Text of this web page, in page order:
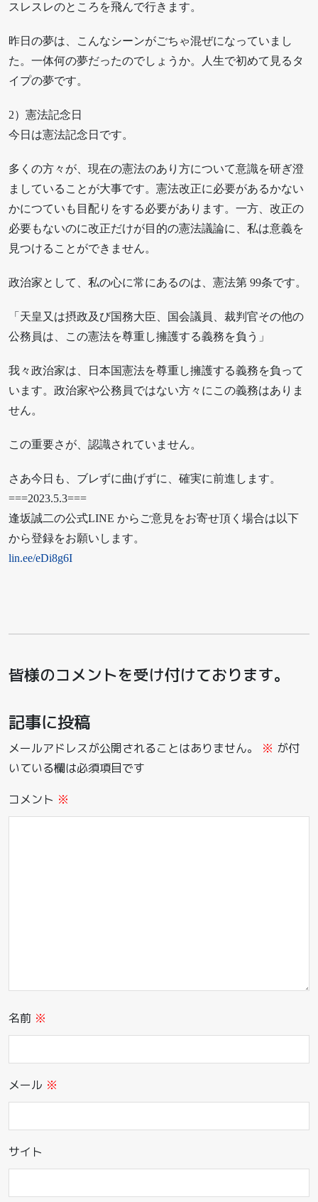
スレスレのところを飛んで行きます。
昨日の夢は、こんなシーンがごちゃ混ぜになっていまし
た。一体何の夢だったのでしょうか。人生で初めて見るタ
イプの夢です。
2）憲法記念日
今日は憲法記念日です。
多くの方々が、現在の憲法のあり方について意識を研ぎ澄
ましていることが大事です。憲法改正に必要があるかない
かにつていも目配りをする必要があります。一方、改正の
必要もないのに改正だけが目的の憲法議論に、私は意義を
見つけることができません。
政治家として、私の心に常にあるのは、憲法第 99条です。
「天皇又は摂政及び国務大臣、国会議員、裁判官その他の
公務員は、この憲法を尊重し擁護する義務を負う」
我々政治家は、日本国憲法を尊重し擁護する義務を負って
います。政治家や公務員ではない方々にこの義務はありま
せん。
この重要さが、認識されていません。
さあ今日も、ブレずに曲げずに、確実に前進します。
===2023.5.3===
逢坂誠二の公式LINE からご意見をお寄せ頂く場合は以下
から登録をお願いします。
lin.ee/eDi8g6I
皆様のコメントを受け付けております。
記事に投稿
メールアドレスが公開されることはありません。 ※ が付
いている欄は必須項目です
コメント ※
名前 ※
メール ※
サイト